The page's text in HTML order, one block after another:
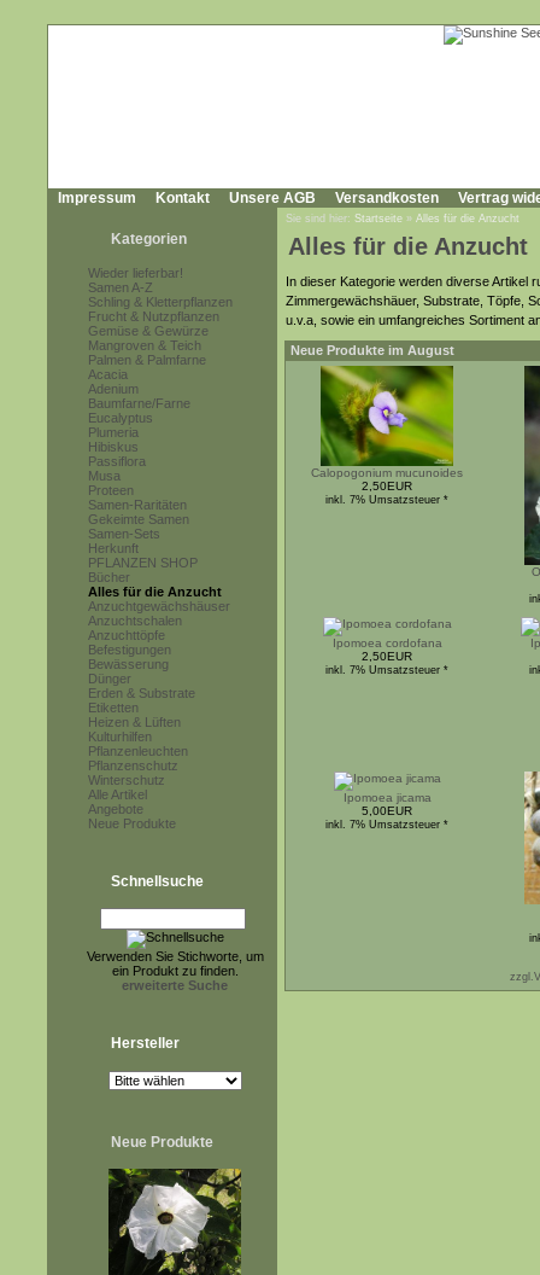
Impressum Kontakt Unsere AGB Versandkosten Vertrag
Kategorien
Wieder lieferbar!
Samen A-Z
Schling & Kletterpflanzen
Frucht & Nutzpflanzen
Gemüse & Gewürze
Mangroven & Teich
Palmen & Palmfarne
Acacia
Adenium
Baumfarne/Farne
Eucalyptus
Plumeria
Hibiskus
Passiflora
Musa
Proteen
Samen-Raritäten
Gekeimte Samen
Samen-Sets
Herkunft
PFLANZEN SHOP
Bücher
Alles für die Anzucht
Anzuchtgewächshäuser
Anzuchtschalen
Anzuchttöpfe
Befestigungen
Bewässerung
Dünger
Erden & Substrate
Etiketten
Heizen & Lüften
Kulturhilfen
Pflanzenleuchten
Pflanzenschutz
Winterschutz
Alle Artikel
Angebote
Neue Produkte
Schnellsuche
Verwenden Sie Stichworte, um
ein Produkt zu finden.
erweiterte Suche
Hersteller
Neue Produkte
Sie sind hier: Startseite » Alles für die Anzucht
Alles für die Anzucht
In dieser Kategorie werden diverse Artikel
Zimmergewächshäuer, Substrate, Töpfe,
u.v.a, sowie ein umfangreiches Sortiment
Neue Produkte im August
Calopogonium mucunoides
2,50EUR
inkl. 7% Umsatzsteuer *
Ipomoea cordofana
2,50EUR
inkl. 7% Umsatzsteuer *
Ipomoea jicama
5,00EUR
inkl. 7% Umsatzsteuer *